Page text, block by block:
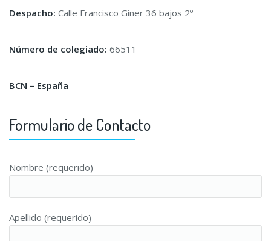
Despacho: Calle Francisco Giner 36 bajos 2º
Número de colegiado: 66511
BCN – España
Formulario de Contacto
Nombre (requerido)
Apellido (requerido)